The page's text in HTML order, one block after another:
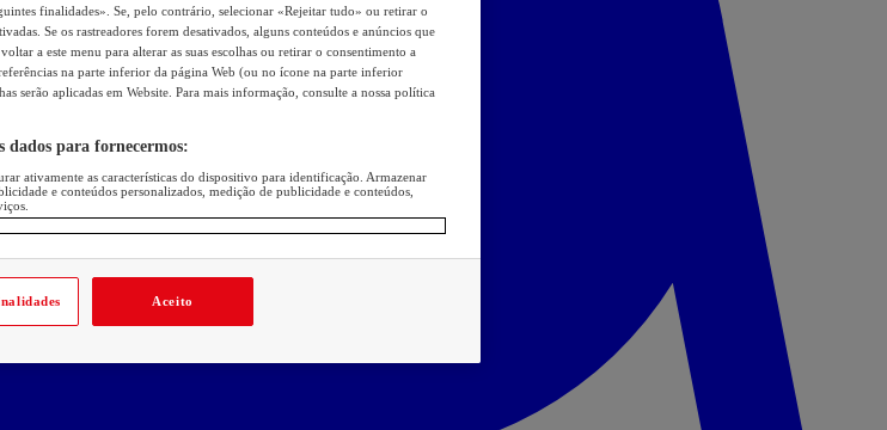
finalidades». Se, pelo contrário, selecionar «Rejeitar tudo» ou retirar o
Se os rastreadores forem desativados, alguns conteúdos e anúncios que
a este menu para alterar as suas escolhas ou retirar o consentimento a
na parte inferior da página Web (ou no ícone na parte inferior
serão aplicadas em Website. Para mais informação, consulte a nossa política
dados para fornecermos:
ativamente as características do dispositivo para identificação. Armazenar
e conteúdos personalizados, medição de publicidade e conteúdos,
Aceito